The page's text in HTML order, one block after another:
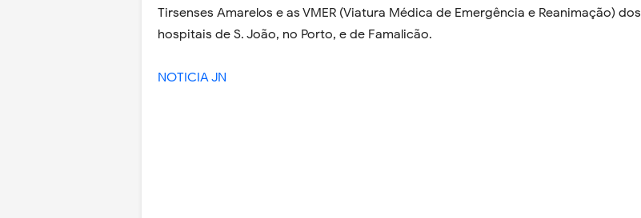
Tirsenses Amarelos e as VMER (Viatura Médica de Emergência e Reanimação) dos
hospitais de S. João, no Porto, e de Famalicão.
NOTICIA JN